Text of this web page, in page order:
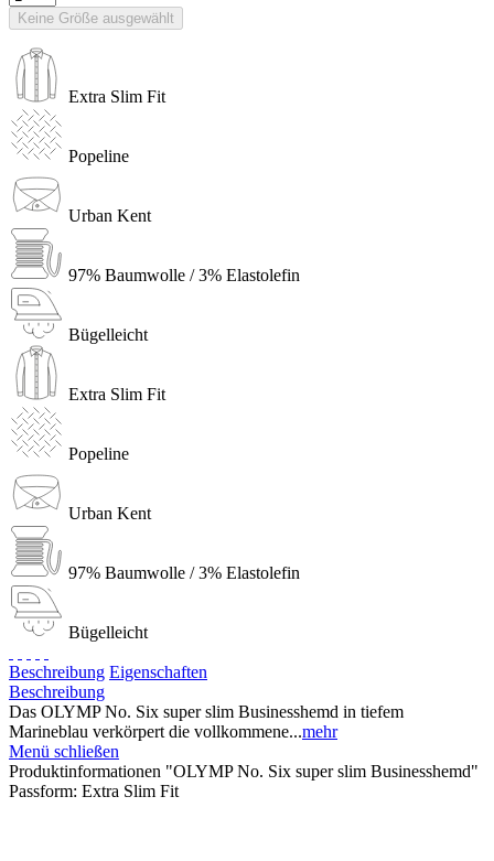
Keine Größe ausgewählt
Extra Slim Fit
Popeline
Urban Kent
97% Baumwolle / 3% Elastolefin
Bügelleicht
Extra Slim Fit
Popeline
Urban Kent
97% Baumwolle / 3% Elastolefin
Bügelleicht
Beschreibung Eigenschaften
Beschreibung
Das OLYMP No. Six super slim Businesshemd in tiefem
Marineblau verkörpert die vollkommene...mehr
Menü schließen
Produktinformationen "OLYMP No. Six super slim Businesshemd"
Passform: Extra Slim Fit